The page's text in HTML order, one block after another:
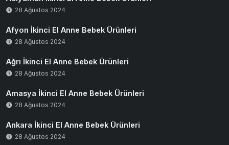
28 Ağustos 2024
Afyon İkinci El Anne Bebek Ürünleri
28 Ağustos 2024
Ağrı İkinci El Anne Bebek Ürünleri
28 Ağustos 2024
Amasya İkinci El Anne Bebek Ürünleri
28 Ağustos 2024
Ankara İkinci El Anne Bebek Ürünleri
28 Ağustos 2024